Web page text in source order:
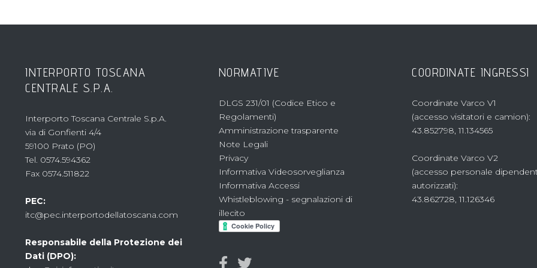
INTERPORTO TOSCANA
CENTRALE S.P.A.
Interporto Toscana Centrale S.p.A.
via di Gonfienti 4/4
59100 Prato (PO)
Tel. 0574.594362
Fax 0574.511822
PEC:
itc@pec.interportodellatoscana.com
Responsabile della Protezione dei
Dati (DPO):
NORMATIVE
DLGS 231/01 (Codice Etico e
Regolamenti)
Amministrazione trasparente
Note Legali
Privacy
Informativa Videosorveglianza
Informativa Accessi
Whistleblowing - segnalazioni di
illecito
COORDINATE INGRESSI
Coordinate Varco V1
(accesso visitatori e camion):
43.852798, 11.134565
Coordinate Varco V2
(accesso personale
autorizzati):
43.862728, 11.126346